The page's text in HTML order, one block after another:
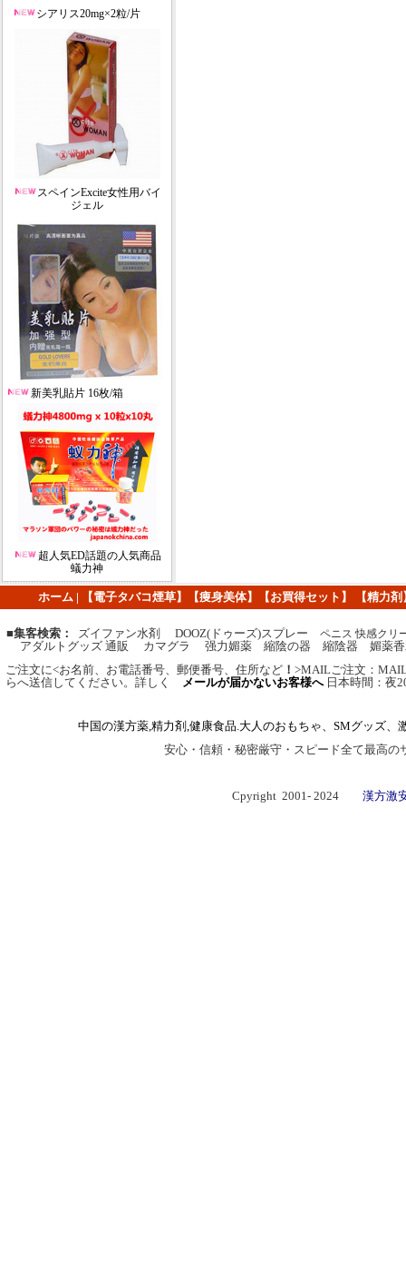
シアリス20mg×2粒/片
スペインExcite女性用バイ
ジェル
新美乳貼片 16枚/箱
超人気ED話題の人気商品
蟻力神
ホーム | 【電子タバコ煙草】 【痩身美体】 【お買得セット 】 【精力剤
■集客検索： ズイファン水剤 DOOZ(ドゥーズ)スプレーペニス 快感ク
アダルトグッズ 通販 カマグラ 强力媚薬 縮陰の器 縮陰器 媚薬
ご注文に<お名前、お電話番号、郵便番号、住所など ！ >MAILご注文 ：
らへ送信してください。 詳しく メールが届かないお客様へ日本時間：夜
中国の漢方薬,精力剤,健康食品.大人のおもちゃ、SMグッズ、
安心・信頼・秘密厳守・スピード全て最高
Cpyright 2001- 2024 漢方激